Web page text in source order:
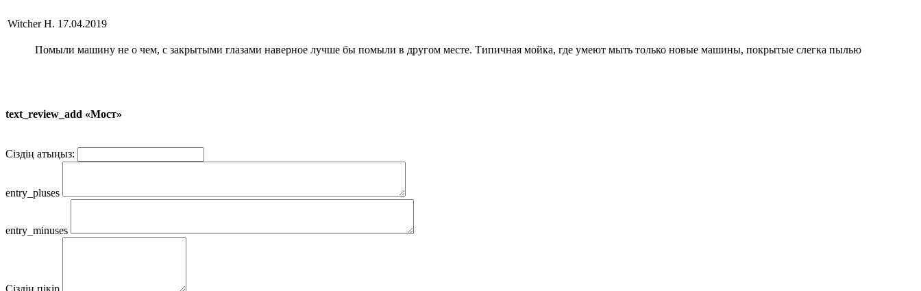
Witcher H. 17.04.2019
Помыли машину не о чем, с закрытыми глазами наверное лучше бы помыли в другом месте. Типичная мойка, где умеют мыть только новые машины, покрытые слегка пылью
text_review_add «Мост»
Сіздің атыңыз:
entry_pluses
entry_minuses
Сіздің пікір